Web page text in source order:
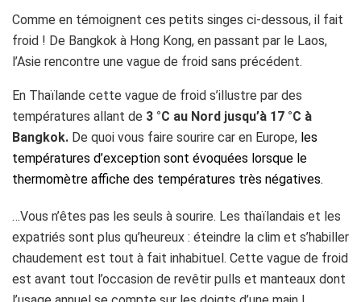
Comme en témoignent ces petits singes ci-dessous, il fait
froid ! De Bangkok à Hong Kong, en passant par le Laos,
l’Asie rencontre une vague de froid sans précédent.
En Thaïlande cette vague de froid s’illustre par des
températures allant de 3 °C au Nord jusqu’à 17 °C à
Bangkok. De quoi vous faire sourire car en Europe, les
températures d’exception sont évoquées lorsque le
thermomètre affiche des températures très négatives.
…Vous n’êtes pas les seuls à sourire. Les thaïlandais et les
expatriés sont plus qu’heureux : éteindre la clim et s’habiller
chaudement est tout à fait inhabituel. Cette vague de froid
est avant tout l’occasion de revêtir pulls et manteaux dont